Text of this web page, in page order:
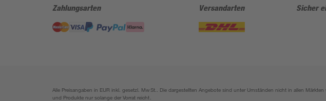
Zahlungsarten Versandarten Sicher
Alle Preisangaben in EUR inkl. gesetzl. MwSt.. Die dargestellten Angebote sind unter Umständen nicht in allen
und Produkte nur solange der Vorrat reicht.